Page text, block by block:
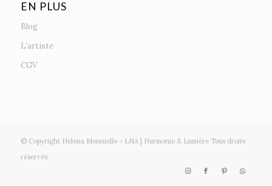
EN PLUS
Blog
L’artiste
CGV
© Copyright Helena Monniello – LNA | Harmonie & Lumière Tous droits
réservés.